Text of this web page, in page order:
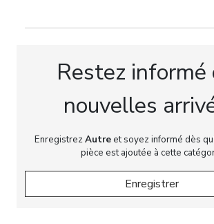
puissantes et l`expression
d`orfèvrerie chinoise. Le fond est
subtilité des reflets de la lumière sur
Ce type de récipient en argent était
arts de la table de prestige, aux
honorifiques ainsi qu`aux collections
témoignant de la permanence des
Restez informé
nouvelles
EnregistrezAutreet soyez informé dès
pièce est ajoutée à cette
Enregistrer